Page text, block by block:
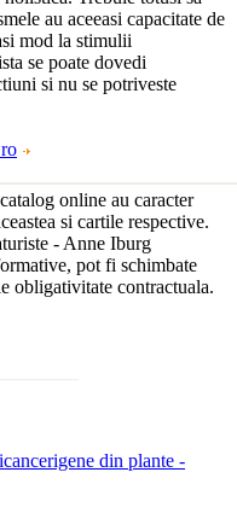
au aceeasi capacitate de
mod la stimulii
se poate dovedi
si nu se potriveste
online au caracter
si cartile respective.
- Anne Iburg
pot fi schimbate
obligativitate contractuala.